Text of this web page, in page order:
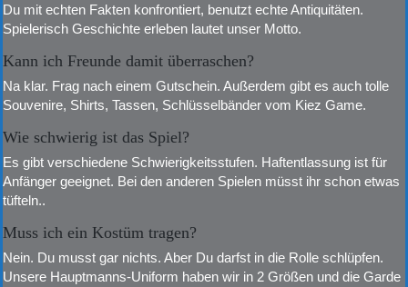
Du mit echten Fakten konfrontiert, benutzt echte Antiquitäten.
Spielerisch Geschichte erleben lautet unser Motto.
Kann ich Freunde damit überraschen?
Na klar. Frag nach einem Gutschein. Außerdem gibt es auch tolle
Souvenire, Shirts, Tassen, Schlüsselbänder vom Kiez Game.
Wie schwierig ist das Spiel?
Es gibt verschiedene Schwierigkeitsstufen. Haftentlassung ist für
Anfänger geeignet. Bei den anderen Spielen müsst ihr schon etwas
tüfteln..
Muss ich ein Kostüm tragen?
Nein. Du musst gar nichts. Aber Du darfst in die Rolle schlüpfen.
Unsere Hauptmanns-Uniform haben wir in 2 Größen und die Garde